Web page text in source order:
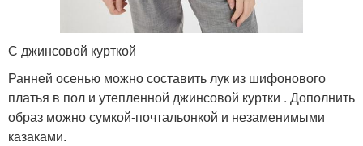
С джинсовой курткой
Ранней осенью можно составить лук из шифонового
платья в пол и утепленной джинсовой куртки . Дополнить
образ можно сумкой-почтальонкой и незаменимыми
казаками.